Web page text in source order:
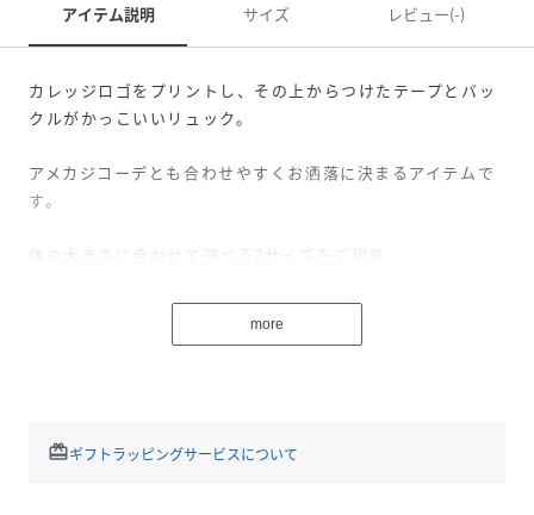
アイテム説明 サイズ レビュー(-)
カレッジロゴをプリントし、その上からつけたテープとバッ
クルがかっこいいリュック。
アメカジコーデとも合わせやすくお洒落に決まるアイテムで
す。
体の大きさに合わせて選べる2サイズをご用意。
ラーでの展開です♪
more
redeemギフトラッピングサービスについて